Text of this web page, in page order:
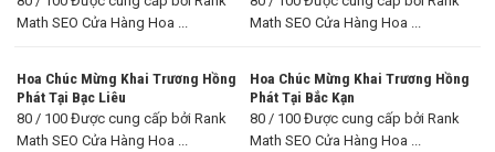
Math SEO Cửa Hàng Hoa ...
Math SEO Cửa Hàng Hoa ...
Hoa Chúc Mừng Khai Trương Hồng
Phát Tại Bạc Liêu
80 / 100 Được cung cấp bởi Rank
Math SEO Cửa Hàng Hoa ...
Hoa Chúc Mừng Khai Trương Hồng
Phát Tại Bắc Kạn
80 / 100 Được cung cấp bởi Rank
Math SEO Cửa Hàng Hoa ...